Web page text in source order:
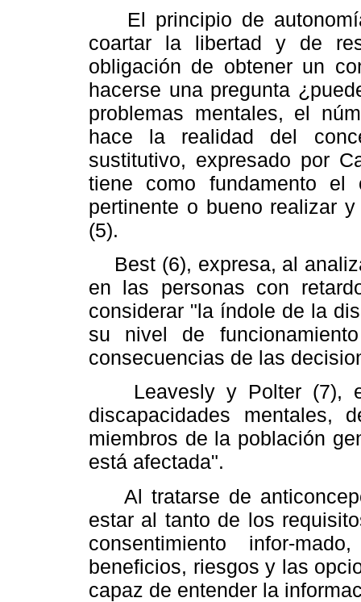
El principio de
coartar la libertad y de
obligación de obtener un
hacerse una pregunta
problemas mentales, el
hace la realidad del
sustitutivo, expresado por
tiene como fundamento
pertinente o bueno realizar
(5).
Best (6), expresa, al
en las personas con
considerar "la índole de la
su nivel de
consecuencias de las
Leavesly y Polter (7),
discapacidades mentales,
miembros de la población
está afectada".
Al tratarse de
estar al tanto de los
consentimiento infor-
beneficios, riesgos y las
capaz de entender la